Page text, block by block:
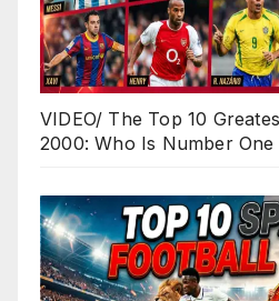
VIDEO/ The Top 10
2000: Who Is Number One